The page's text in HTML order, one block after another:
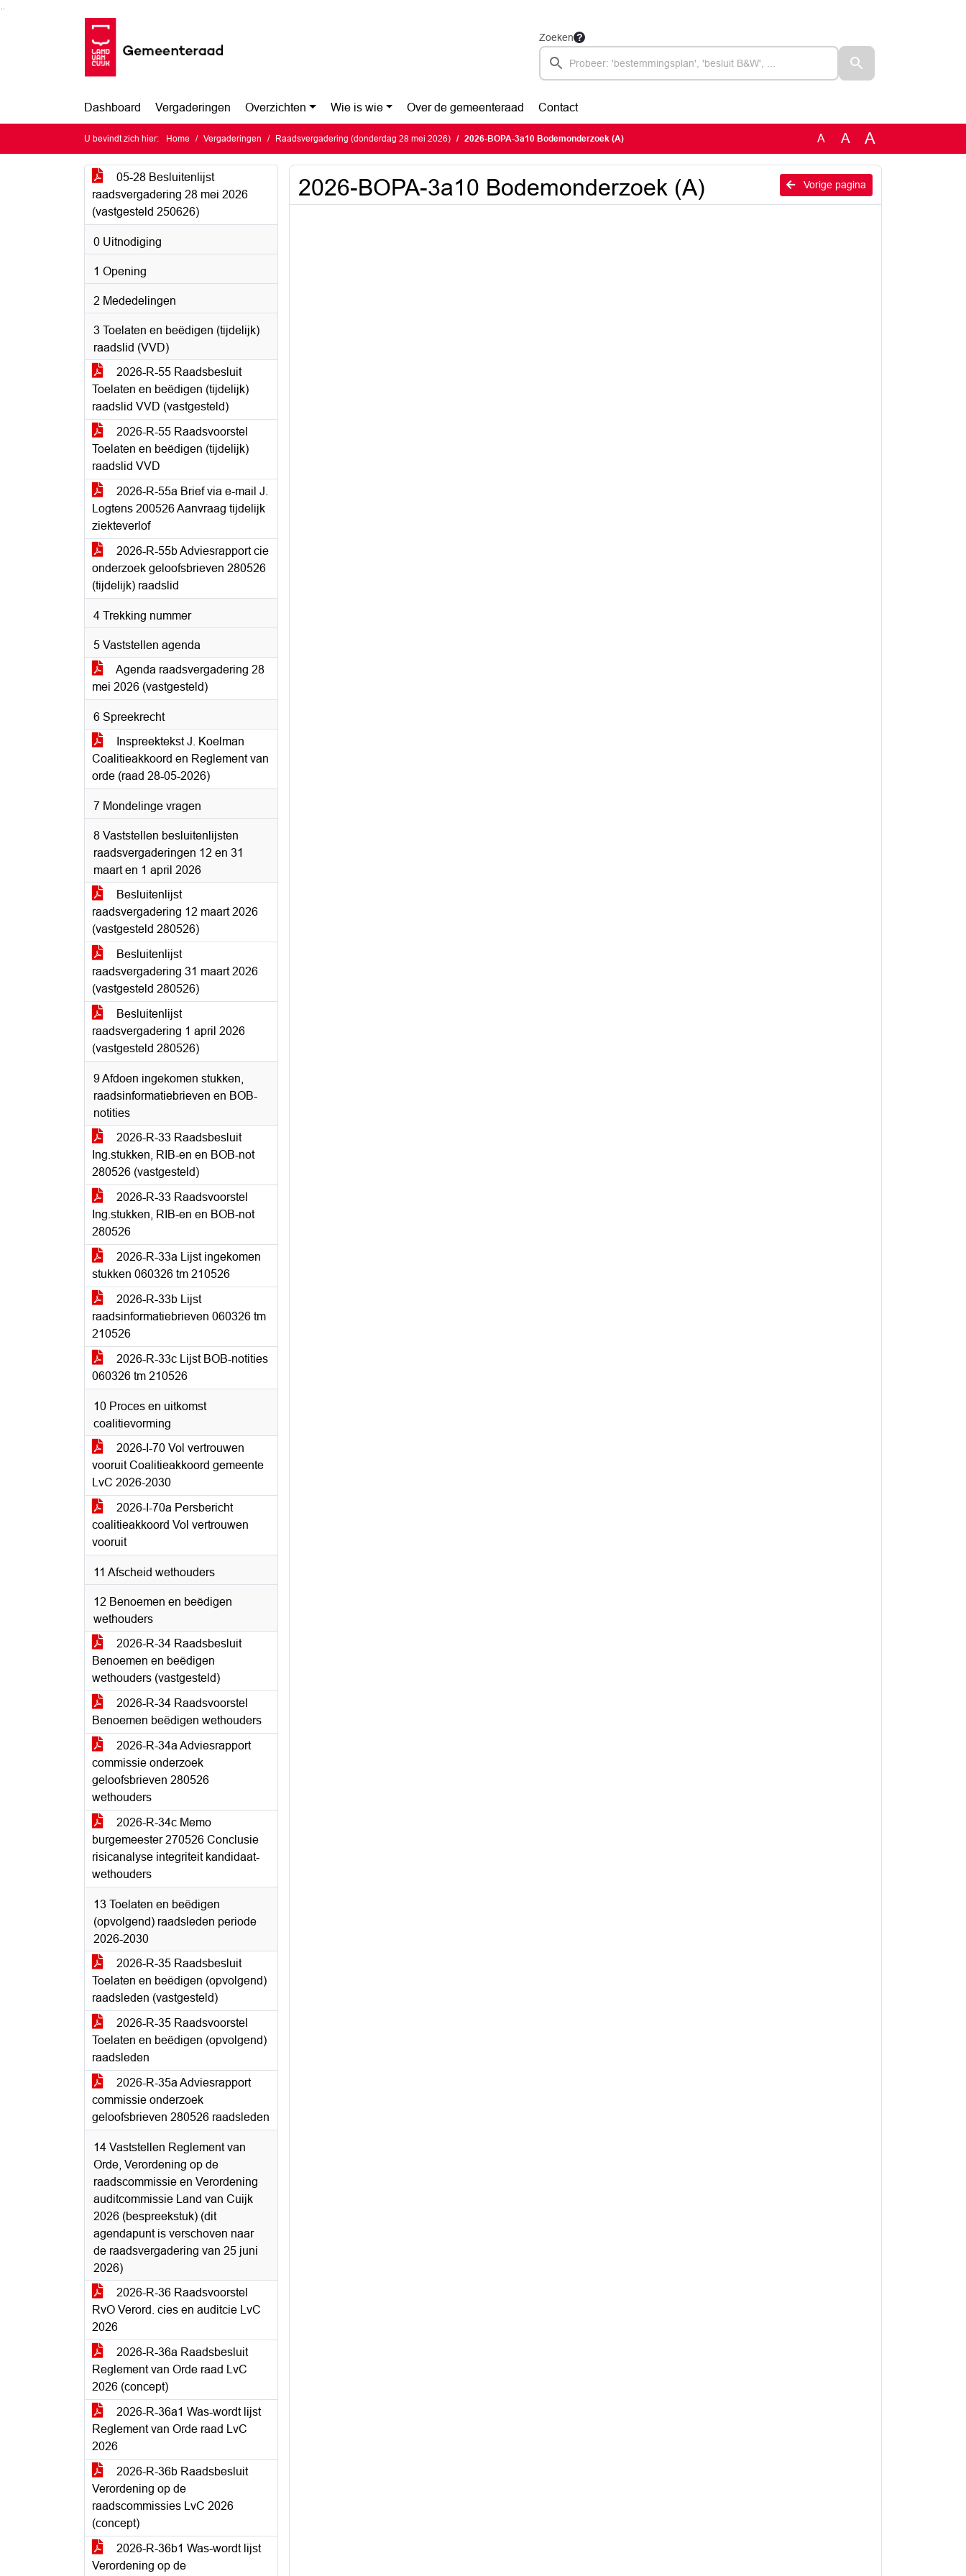
Ga naar de inhoud van deze pagina
Ga naar het zoeken
Ga naar het menu
Zoeken
Dashboard Vergaderingen Overzichten Wie is wie Over de gemeenteraad Contact
U bevindt zich hier: Home Vergaderingen Raadsvergadering (donderdag 28 mei 2026) 2026-BOPA-3a10 Bodemonderzoek (A) A A A
05-28 Besluitenlijst
raadsvergadering 28 mei 2026
(vastgesteld 250626)
0 Uitnodiging
1 Opening
2 Mededelingen
3 Toelaten en beëdigen (tijdelijk)
raadslid (VVD)
2026-R-55 Raadsbesluit
Toelaten en beëdigen (tijdelijk)
raadslid VVD (vastgesteld)
2026-R-55 Raadsvoorstel
Toelaten en beëdigen (tijdelijk)
raadslid VVD
2026-R-55a Brief via e-mail J.
Logtens 200526 Aanvraag tijdelijk
ziekteverlof
2026-R-55b Adviesrapport cie
onderzoek geloofsbrieven 280526
(tijdelijk) raadslid
4 Trekking nummer
5 Vaststellen agenda
Agenda raadsvergadering 28
mei 2026 (vastgesteld)
6 Spreekrecht
Inspreektekst J. Koelman
Coalitieakkoord en Reglement van
orde (raad 28-05-2026)
7 Mondelinge vragen
8 Vaststellen besluitenlijsten
raadsvergaderingen 12 en 31
maart en 1 april 2026
Besluitenlijst
raadsvergadering 12 maart 2026
(vastgesteld 280526)
Besluitenlijst
raadsvergadering 31 maart 2026
(vastgesteld 280526)
Besluitenlijst
raadsvergadering 1 april 2026
(vastgesteld 280526)
9 Afdoen ingekomen stukken,
raadsinformatiebrieven en BOB-
notities
2026-R-33 Raadsbesluit
Ing.stukken, RIB-en en BOB-not
280526 (vastgesteld)
2026-R-33 Raadsvoorstel
Ing.stukken, RIB-en en BOB-not
280526
2026-R-33a Lijst ingekomen
stukken 060326 tm 210526
2026-R-33b Lijst
raadsinformatiebrieven 060326 tm
210526
2026-R-33c Lijst BOB-notities
060326 tm 210526
10 Proces en uitkomst
coalitievorming
2026-I-70 Vol vertrouwen
vooruit Coalitieakkoord gemeente
LvC 2026-2030
2026-I-70a Persbericht
coalitieakkoord Vol vertrouwen
vooruit
11 Afscheid wethouders
12 Benoemen en beëdigen
wethouders
2026-R-34 Raadsbesluit
Benoemen en beëdigen
wethouders (vastgesteld)
2026-R-34 Raadsvoorstel
Benoemen beëdigen wethouders
2026-R-34a Adviesrapport
commissie onderzoek
geloofsbrieven 280526
wethouders
2026-R-34c Memo
burgemeester 270526 Conclusie
risicanalyse integriteit kandidaat-
wethouders
13 Toelaten en beëdigen
(opvolgend) raadsleden periode
2026-2030
2026-R-35 Raadsbesluit
Toelaten en beëdigen (opvolgend)
raadsleden (vastgesteld)
2026-R-35 Raadsvoorstel
Toelaten en beëdigen (opvolgend)
raadsleden
2026-R-35a Adviesrapport
commissie onderzoek
geloofsbrieven 280526 raadsleden
14 Vaststellen Reglement van
Orde, Verordening op de
raadscommissie en Verordening
auditcommissie Land van Cuijk
2026 (bespreekstuk) (dit
agendapunt is verschoven naar
de raadsvergadering van 25 juni
2026)
2026-R-36 Raadsvoorstel
RvO Verord. cies en auditcie LvC
2026
2026-R-36a Raadsbesluit
Reglement van Orde raad LvC
2026 (concept)
2026-R-36a1 Was-wordt lijst
Reglement van Orde raad LvC
2026
2026-R-36b Raadsbesluit
Verordening op de
raadscommissies LvC 2026
(concept)
2026-R-36b1 Was-wordt lijst
Verordening op de
Vorige pagina
2026-BOPA-3a10 Bodemonderzoek (A)